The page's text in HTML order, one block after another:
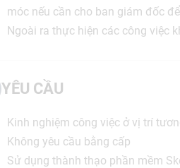
móc nếu cần cho ban giám đốc
Ngoài ra thực hiện các công việc
YÊU CẦU
Kinh nghiệm công việc ở vị trí
Không yêu cầu bằng cấp
Sử dụng thành thạo phần mềm